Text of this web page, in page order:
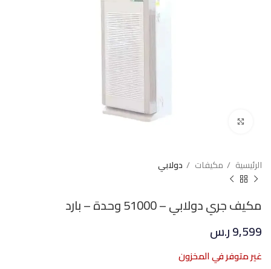
الرئيسية مكيفات دولابي
مكيف جري دولابي – 51000 وحدة – بارد
9,599ر.س
غير متوفر في المخزون